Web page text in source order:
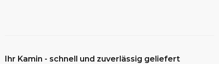
Ihr Kamin - schnell und zuverlässig geliefert